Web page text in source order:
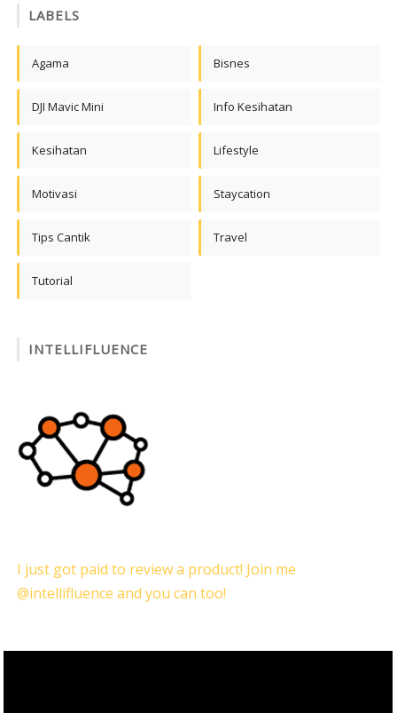
LABELS
Agama Bisnes
DJI Mavic Mini Info Kesihatan
Kesihatan Lifestyle
Motivasi Staycation
Tips Cantik Travel
Tutorial
INTELLIFLUENCE
I just got paid to review a product! Join me
@intellifluence and you can too!